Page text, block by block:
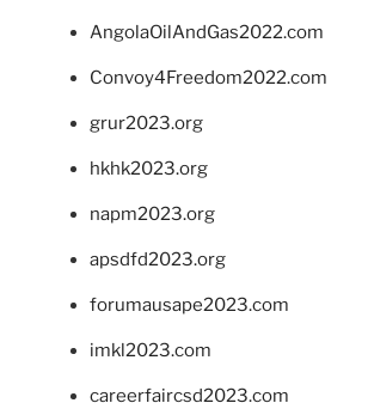
AngolaOilAndGas2022.com
Convoy4Freedom2022.com
grur2023.org
hkhk2023.org
napm2023.org
apsdfd2023.org
forumausape2023.com
imkl2023.com
careerfaircsd2023.com